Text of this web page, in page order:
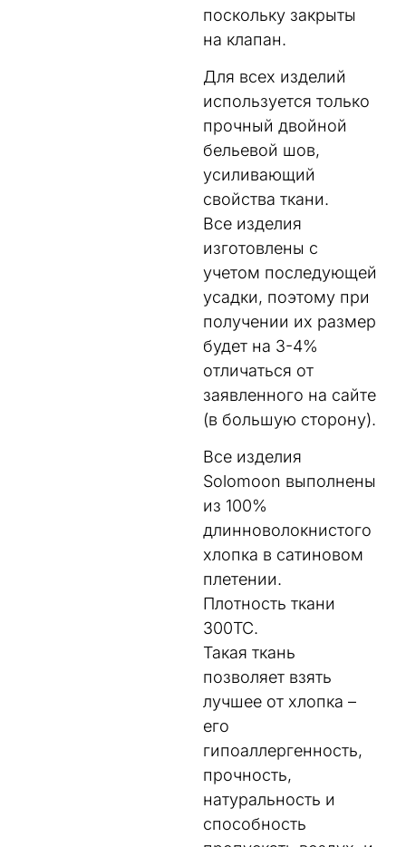
поскольку закрыты
на клапан.
Для всех изделий
используется только
прочный двойной
бельевой шов,
усиливающий
свойства ткани.
Все изделия
изготовлены с
учетом последующей
усадки, поэтому при
получении их размер
будет на 3-4%
отличаться от
заявленного на сайте
(в большую сторону).
Все изделия
Solomoon выполнены
из 100%
длинноволокнистого
хлопка в сатиновом
плетении.
Плотность ткани
300TC.
Такая ткань
позволяет взять
лучшее от хлопка –
его
гипоаллергенность,
прочность,
натуральность и
способность